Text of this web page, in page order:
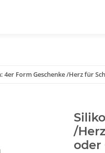
Form Geschenke /Herz für
/
oder